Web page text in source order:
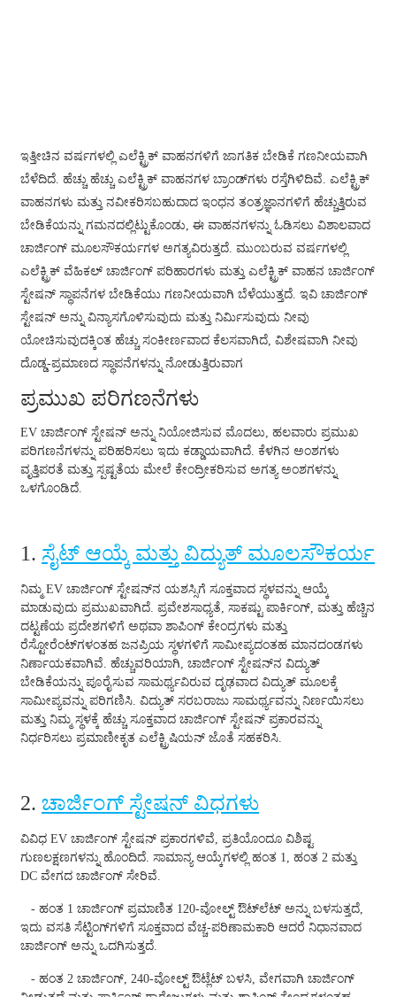
አማርኛ
Bahasa Melayu
Deutsch
Català
Shona
Точики
Zulu
Ελληνικά
Slovenčina
Sesotho
Кыргызча
Српски
Shqip
Bosanski
italiano
हिन्दी
Lëtzebuergesch
سنڌي
ಇತ್ತೀಚಿನ ವರ್ಷಗಳಲ್ಲಿ ಎಲೆಕ್ಟ್ರಿಕ್ ವಾಹನಗಳಿಗೆ ಜಾಗತಿಕ ಬೇಡಿಕೆ ಗಣನೀಯವಾಗಿ
ಬೆಳೆದಿದೆ. ಹೆಚ್ಚು ಹೆಚ್ಚು ಎಲೆಕ್ಟ್ರಿಕ್ ವಾಹನಗಳ ಬ್ರಾಂಡ್‌ಗಳು ರಸ್ತೆಗಿಳಿದಿವೆ. ಎಲೆಕ್ಟ್ರಿಕ್
ವಾಹನಗಳು ಮತ್ತು ನವೀಕರಿಸಬಹುದಾದ ಇಂಧನ ತಂತ್ರಜ್ಞಾನಗಳಿಗೆ ಹೆಚ್ಚುತ್ತಿರುವ
ಬೇಡಿಕೆಯನ್ನು ಗಮನದಲ್ಲಿಟ್ಟುಕೊಂಡು, ಈ ವಾಹನಗಳನ್ನು ಓಡಿಸಲು ವಿಶಾಲವಾದ
ಚಾರ್ಜಿಂಗ್ ಮೂಲಸೌಕರ್ಯಗಳ ಅಗತ್ಯವಿರುತ್ತದೆ. ಮುಂಬರುವ ವರ್ಷಗಳಲ್ಲಿ
ಎಲೆಕ್ಟ್ರಿಕ್ ವೆಹಿಕಲ್ ಚಾರ್ಜಿಂಗ್ ಪರಿಹಾರಗಳು ಮತ್ತು ಎಲೆಕ್ಟ್ರಿಕ್ ವಾಹನ ಚಾರ್ಜಿಂಗ್
ಸ್ಟೇಷನ್ ಸ್ಥಾಪನೆಗಳ ಬೇಡಿಕೆಯು ಗಣನೀಯವಾಗಿ ಬೆಳೆಯುತ್ತದೆ. ಇವಿ ಚಾರ್ಜಿಂಗ್
ಸ್ಟೇಷನ್ ಅನ್ನು ವಿನ್ಯಾಸಗೊಳಿಸುವುದು ಮತ್ತು ನಿರ್ಮಿಸುವುದು ನೀವು
ಯೋಚಿಸುವುದಕ್ಕಿಂತ ಹೆಚ್ಚು ಸಂಕೀರ್ಣವಾದ ಕೆಲಸವಾಗಿದೆ, ವಿಶೇಷವಾಗಿ ನೀವು
ದೊಡ್ಡ-ಪ್ರಮಾಣದ ಸ್ಥಾಪನೆಗಳನ್ನು ನೋಡುತ್ತಿರುವಾಗ
ಪ್ರಮುಖ ಪರಿಗಣನೆಗಳು
EV ಚಾರ್ಜಿಂಗ್ ಸ್ಟೇಷನ್ ಅನ್ನು ನಿಯೋಜಿಸುವ ಮೊದಲು, ಹಲವಾರು ಪ್ರಮುಖ
ಪರಿಗಣನೆಗಳನ್ನು ಪರಿಹರಿಸಲು ಇದು ಕಡ್ಡಾಯವಾಗಿದೆ. ಕೆಳಗಿನ ಅಂಶಗಳು
ವೃತ್ತಿಪರತೆ ಮತ್ತು ಸ್ಪಷ್ಟತೆಯ ಮೇಲೆ ಕೇಂದ್ರೀಕರಿಸುವ ಅಗತ್ಯ ಅಂಶಗಳನ್ನು
ಒಳಗೊಂಡಿದೆ.
1. ಸೈಟ್ ಆಯ್ಕೆ ಮತ್ತು ವಿದ್ಯುತ್ ಮೂಲಸೌಕರ್ಯ
ನಿಮ್ಮ EV ಚಾರ್ಜಿಂಗ್ ಸ್ಟೇಷನ್‌ನ ಯಶಸ್ಸಿಗೆ ಸೂಕ್ತವಾದ ಸ್ಥಳವನ್ನು ಆಯ್ಕೆ
ಮಾಡುವುದು ಪ್ರಮುಖವಾಗಿದೆ. ಪ್ರವೇಶಸಾಧ್ಯತೆ, ಸಾಕಷ್ಟು ಪಾರ್ಕಿಂಗ್, ಮತ್ತು ಹೆಚ್ಚಿನ
ದಟ್ಟಣೆಯ ಪ್ರದೇಶಗಳಿಗೆ ಅಥವಾ ಶಾಪಿಂಗ್ ಕೇಂದ್ರಗಳು ಮತ್ತು
ರೆಸ್ಟೋರೆಂಟ್‌ಗಳಂತಹ ಜನಪ್ರಿಯ ಸ್ಥಳಗಳಿಗೆ ಸಾಮೀಪ್ಯದಂತಹ ಮಾನದಂಡಗಳು
ನಿರ್ಣಾಯಕವಾಗಿವೆ. ಹೆಚ್ಚುವರಿಯಾಗಿ, ಚಾರ್ಜಿಂಗ್ ಸ್ಟೇಷನ್‌ನ ವಿದ್ಯುತ್
ಬೇಡಿಕೆಯನ್ನು ಪೂರೈಸುವ ಸಾಮರ್ಥ್ಯವಿರುವ ದೃಢವಾದ ವಿದ್ಯುತ್ ಮೂಲಕ್ಕೆ
ಸಾಮೀಪ್ಯವನ್ನು ಪರಿಗಣಿಸಿ. ವಿದ್ಯುತ್ ಸರಬರಾಜು ಸಾಮರ್ಥ್ಯವನ್ನು ನಿರ್ಣಯಿಸಲು
ಮತ್ತು ನಿಮ್ಮ ಸ್ಥಳಕ್ಕೆ ಹೆಚ್ಚು ಸೂಕ್ತವಾದ ಚಾರ್ಜಿಂಗ್ ಸ್ಟೇಷನ್ ಪ್ರಕಾರವನ್ನು
ನಿರ್ಧರಿಸಲು ಪ್ರಮಾಣೀಕೃತ ಎಲೆಕ್ಟ್ರಿಷಿಯನ್ ಜೊತೆ ಸಹಕರಿಸಿ.
2. ಚಾರ್ಜಿಂಗ್ ಸ್ಟೇಷನ್ ವಿಧಗಳು
ವಿವಿಧ EV ಚಾರ್ಜಿಂಗ್ ಸ್ಟೇಷನ್ ಪ್ರಕಾರಗಳಿವೆ, ಪ್ರತಿಯೊಂದೂ ವಿಶಿಷ್ಟ
ಗುಣಲಕ್ಷಣಗಳನ್ನು ಹೊಂದಿದೆ. ಸಾಮಾನ್ಯ ಆಯ್ಕೆಗಳಲ್ಲಿ ಹಂತ 1, ಹಂತ 2 ಮತ್ತು
DC ವೇಗದ ಚಾರ್ಜಿಂಗ್ ಸೇರಿವೆ.
- ಹಂತ 1 ಚಾರ್ಜಿಂಗ್ ಪ್ರಮಾಣಿತ 120-ವೋಲ್ಟ್ ಔಟ್‌ಲೆಟ್ ಅನ್ನು ಬಳಸುತ್ತದೆ,
ಇದು ವಸತಿ ಸೆಟ್ಟಿಂಗ್‌ಗಳಿಗೆ ಸೂಕ್ತವಾದ ವೆಚ್ಚ-ಪರಿಣಾಮಕಾರಿ ಆದರೆ ನಿಧಾನವಾದ
ಚಾರ್ಜಿಂಗ್ ಅನ್ನು ಒದಗಿಸುತ್ತದೆ.
- ಹಂತ 2 ಚಾರ್ಜಿಂಗ್, 240-ವೋಲ್ಟ್ ಔಟ್ಲೆಟ್ ಬಳಸಿ, ವೇಗವಾಗಿ ಚಾರ್ಜಿಂಗ್